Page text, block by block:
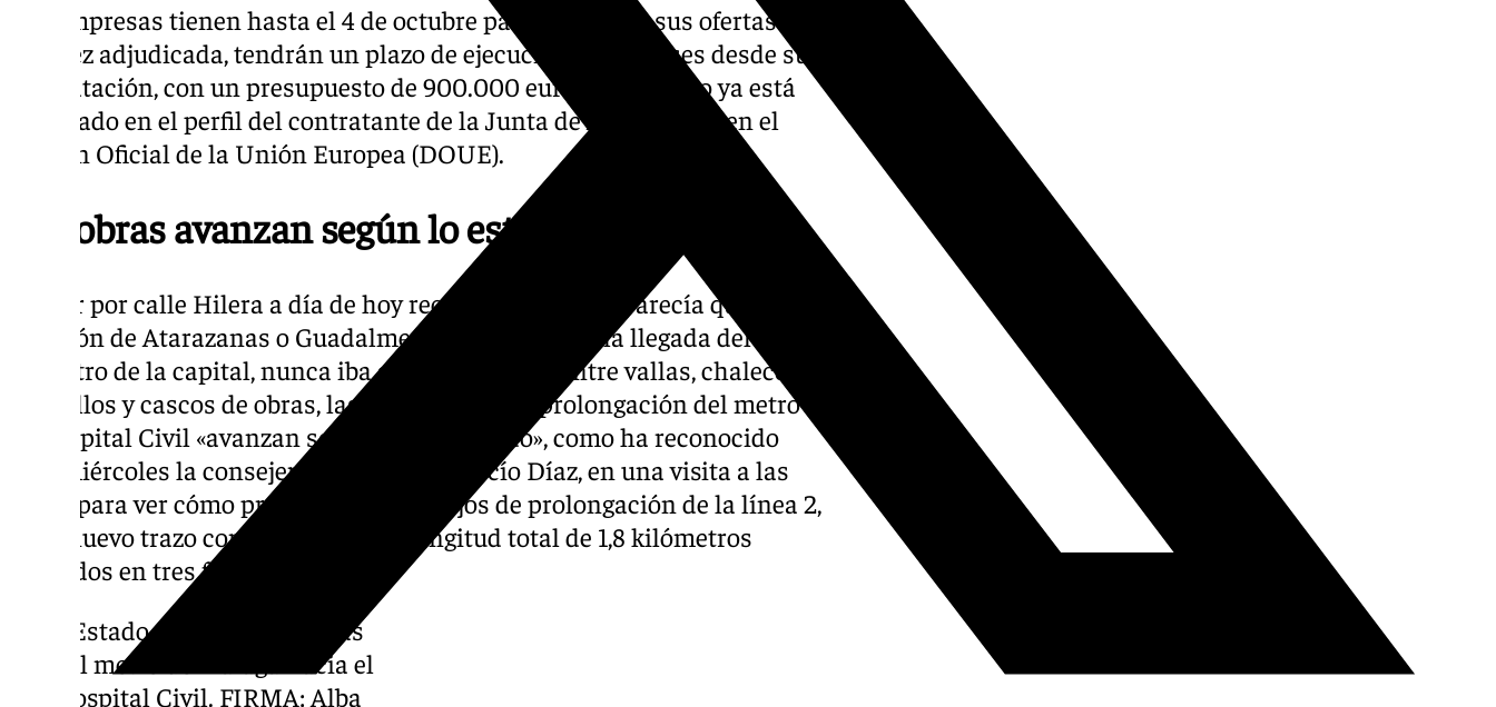
Las empresas tienen hasta el 4 de octubre para presentar sus ofertas y,
una vez adjudicada, tendrán un plazo de ejecución de 17 meses desde su
contratación, con un presupuesto de 900.000 euros, tal y como ya está
plasmado en el perfil del contratante de la Junta de Andalucía y en el
Boletín Oficial de la Unión Europea (DOUE).
Las obras avanzan según lo establecido
Pasear por calle Hilera a día de hoy recuerda a cuando parecía que la
estación de Atarazanas o Guadalmedina, y por tanto, la llegada del metro
al centro de la capital, nunca iba a llegar. Y llegó. Entre vallas, chalecos
amarillos y cascos de obras, las actuaciones de prolongación del metro
al Hospital Civil «avanzan según lo establecido», como ha reconocido
este miércoles la consejera de Fomento, Rocío Díaz, en una visita a las
obras para ver cómo progresan los trabajos de prolongación de la línea 2,
cuyo nuevo trazo comprenderá una longitud total de 1,8 kilómetros
divididos en tres fases distintas.